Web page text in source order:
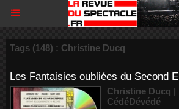
Tags (148) : Christine Ducq
Les Fantaisies oubliées du Second
Christine Ducq |
CédéDévédé